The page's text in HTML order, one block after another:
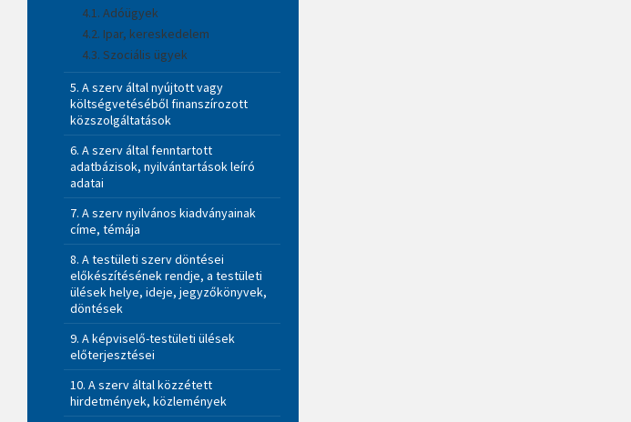
4.1. Adóügyek
4.2. Ipar, kereskedelem
4.3. Szociális ügyek
5. A szerv által nyújtott vagy
költségvetéséből finanszírozott
közszolgáltatások
6. A szerv által fenntartott
adatbázisok, nyilvántartások leíró
adatai
7. A szerv nyilvános kiadványainak
címe, témája
8. A testületi szerv döntései
előkészítésének rendje, a testületi
ülések helye, ideje, jegyzőkönyvek,
döntések
9. A képviselő-testületi ülések
előterjesztései
10. A szerv által közzétett
hirdetmények, közlemények